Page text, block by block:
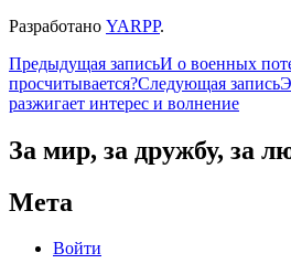
Разработано YARPP.
Навигация
по
Предыдущая записьИ о военных
просчитывается?Следующая запись
разжигает интерес и волнение
За мир, за дружбу, за
Мета
Войти